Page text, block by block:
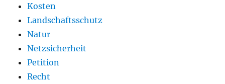
Kosten
Landschaftsschutz
Natur
Netzsicherheit
Petition
Recht